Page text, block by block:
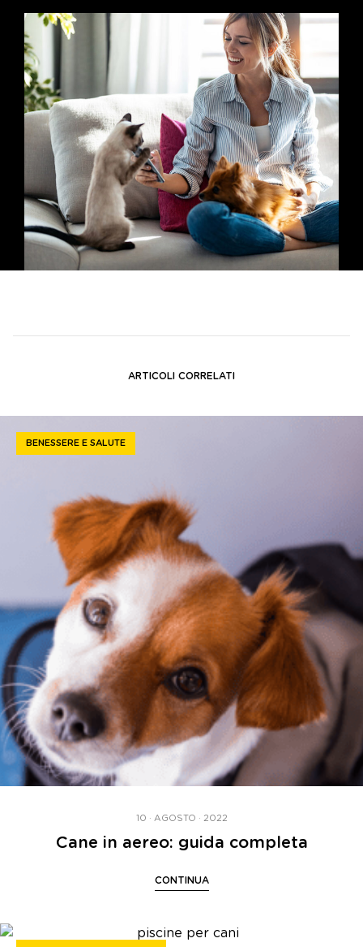
ARTICOLI CORRELATI
BENESSERE E SALUTE
10 · AGOSTO · 2022
Cane in aereo: guida completa
CONTINUA